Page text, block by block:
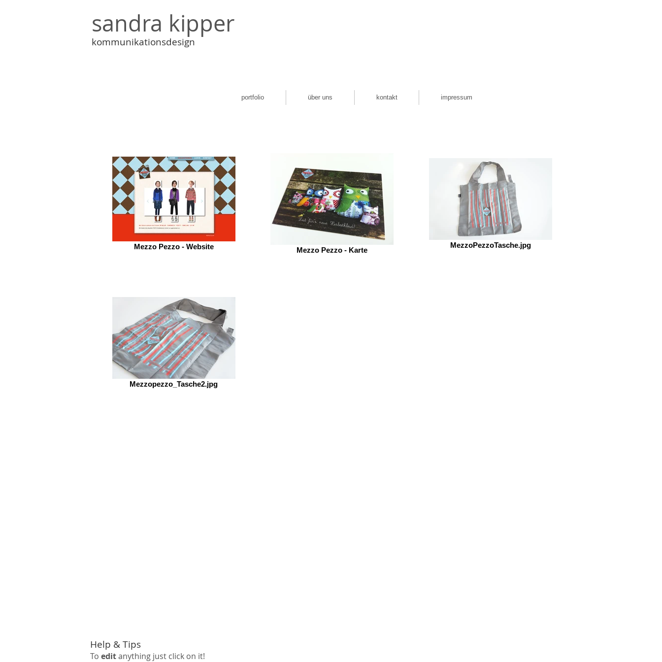
sandra kipper
kommunikationsdesign
portfolio über uns kontakt impressum
Mezzo Pezzo - Website Mezzo Pezzo - Karte
MezzoPezzoTasche.jpg
Mezzopezzo_Tasche2.jpg
Help & Tips
To editanything just click on it!